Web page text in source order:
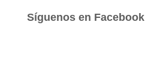
a
Síguenos en Facebook